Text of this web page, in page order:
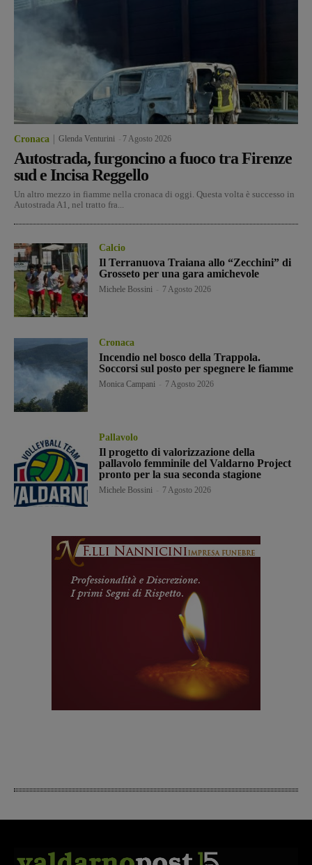
Cronaca Glenda Venturini 7 Agosto 2026
Autostrada, furgoncino a fuoco tra Firenze
sud e Incisa Reggello
Un altro mezzo in fiamme nella cronaca di oggi. Questa volta è successo in
Autostrada A1, nel tratto fra...
Calcio
Il Terranuova Traiana allo “Zecchini” di
Grosseto per una gara amichevole
Michele Bossini 7 Agosto 2026
Cronaca
Incendio nel bosco della Trappola.
Soccorsi sul posto per spegnere le fiamme
Monica Campani 7 Agosto 2026
Pallavolo
Il progetto di valorizzazione della
pallavolo femminile del Valdarno Project
pronto per la sua seconda stagione
Michele Bossini 7 Agosto 2026